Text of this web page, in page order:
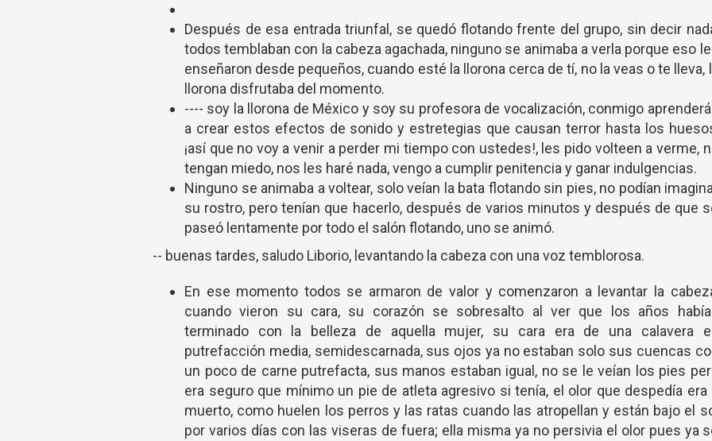
Después de esa entrada triunfal, se quedó flotando frente del grupo, sin decir
todos temblaban con la cabeza agachada, ninguno se animaba a verla porque eso
enseñaron desde pequeños, cuando esté la llorona cerca de tí, no la veas o te lleva,
llorona disfrutaba del momento.
---- soy la llorona de México y soy su profesora de vocalización, conmigo
a crear estos efectos de sonido y estretegias que causan terror hasta los
¡así que no voy a venir a perder mi tiempo con ustedes!, les pido volteen a verme,
tengan miedo, nos les haré nada, vengo a cumplir penitencia y ganar indulgencias.
Ninguno se animaba a voltear, solo veían la bata flotando sin pies, no podían
su rostro, pero tenían que hacerlo, después de varios minutos y después de que
paseó lentamente por todo el salón flotando, uno se animó.
-- buenas tardes, saludo Liborio, levantando la cabeza con una voz temblorosa.
En ese momento todos se armaron de valor y comenzaron a levantar la
cuando vieron su cara, su corazón se sobresalto al ver que los años
terminado con la belleza de aquella mujer, su cara era de una calavera
putrefacción media, semidescarnada, sus ojos ya no estaban solo sus cuencas
un poco de carne putrefacta, sus manos estaban igual, no se le veían los pies
era seguro que mínimo un pie de atleta agresivo si tenía, el olor que despedía era
muerto, como huelen los perros y las ratas cuando las atropellan y están bajo el
por varios días con las viseras de fuera; ella misma ya no persivia el olor pues ya